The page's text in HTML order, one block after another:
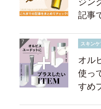
記事
スキン
オル
使っ
すめ